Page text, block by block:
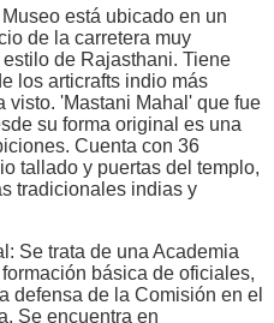
está ubicado en un
de la carretera muy
de Rajasthani. Tiene
los articrafts indio más
visto. 'Mastani Mahal' que fue
su forma original es una
Cuenta con 36
tallado y puertas del templo,
tradicionales indias y
Se trata de una Academia
básica de oficiales,
defensa de la Comisión en el
Se encuentra en